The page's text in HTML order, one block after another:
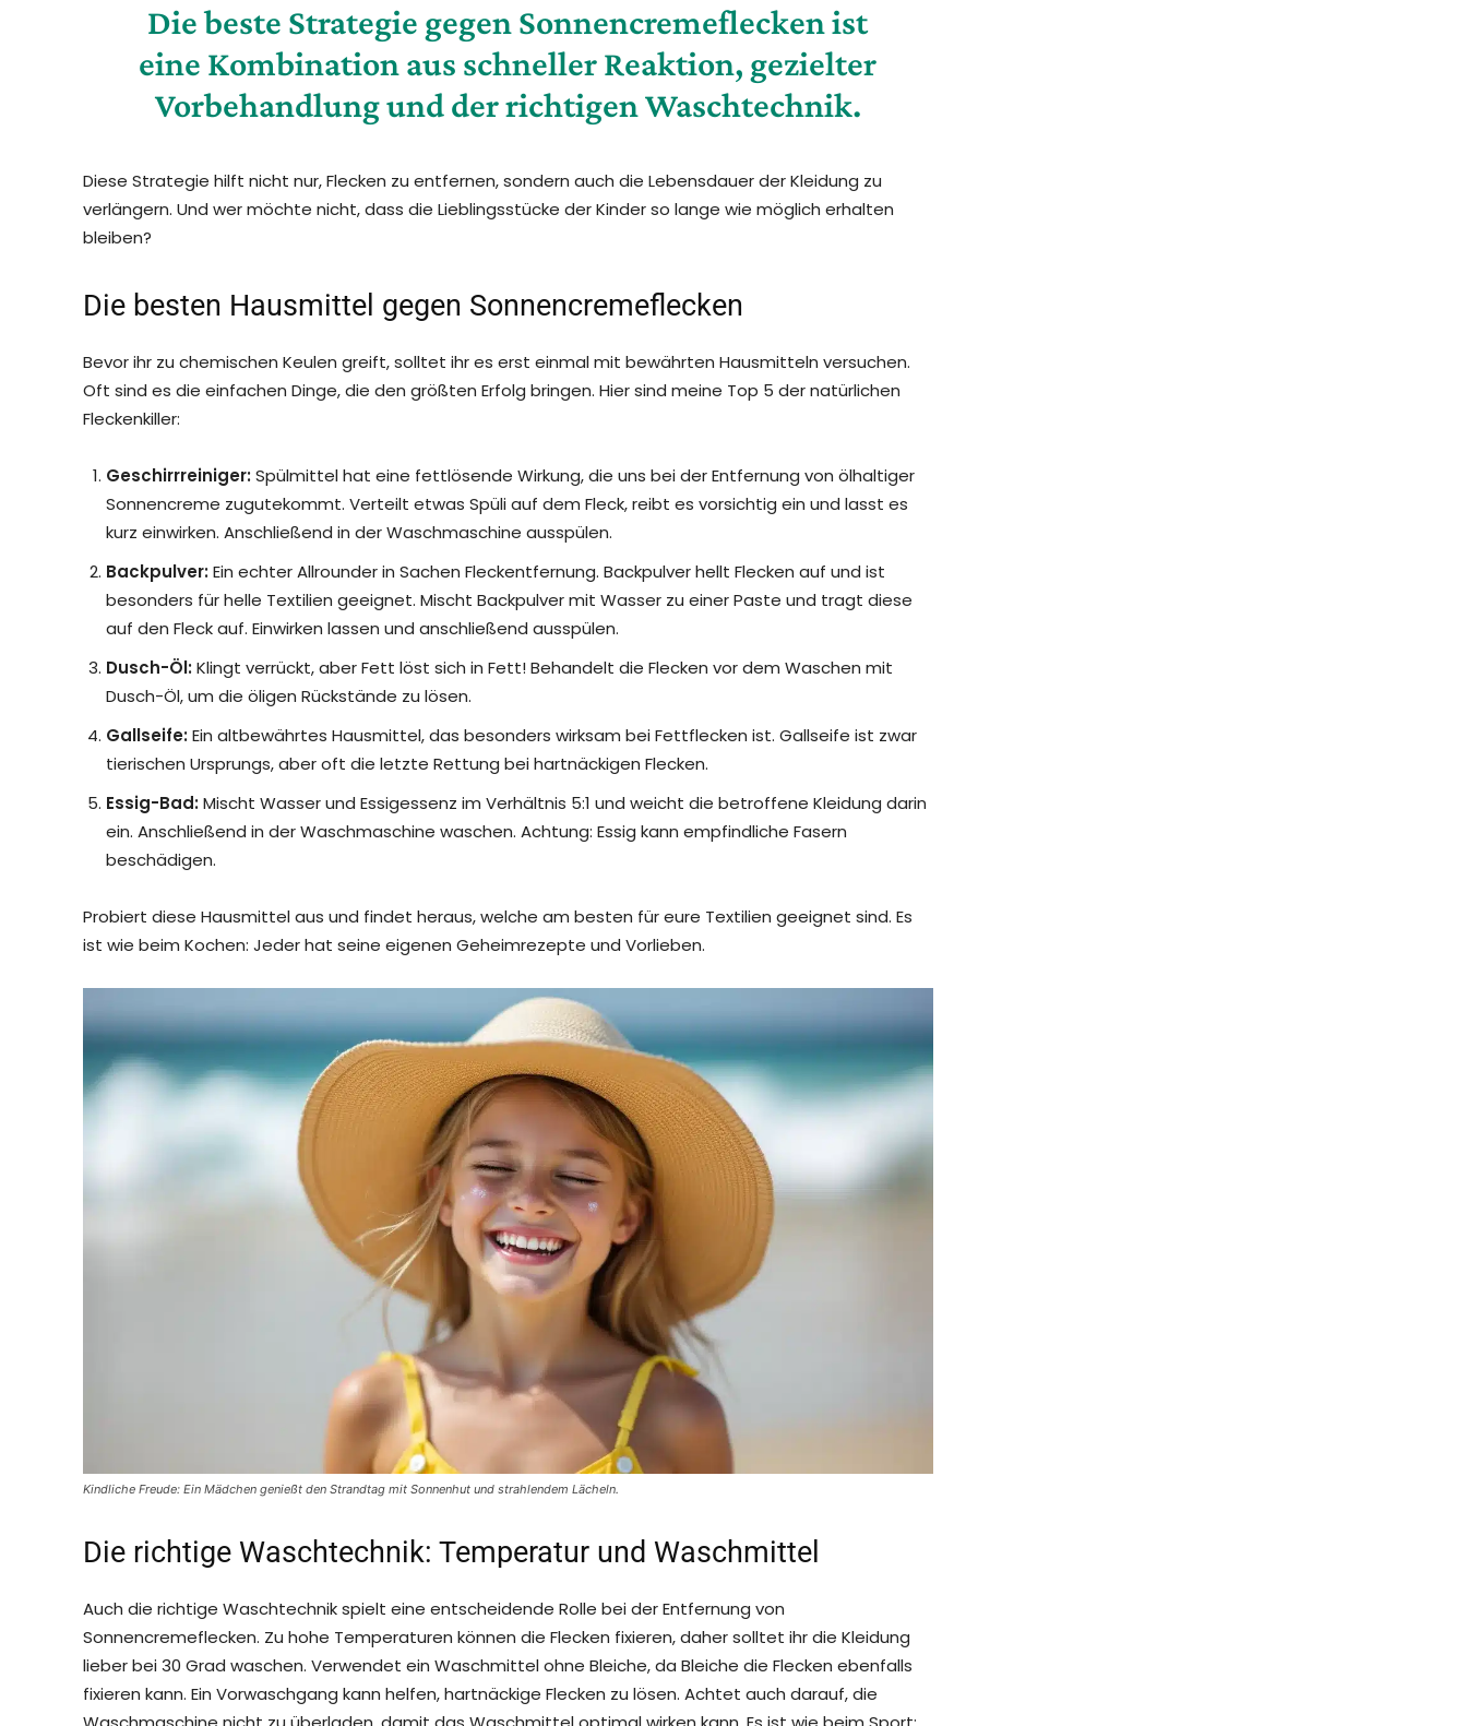
Die beste Strategie gegen Sonnencremeflecken ist
eine Kombination aus schneller Reaktion, gezielter
Vorbehandlung und der richtigen Waschtechnik.
Diese Strategie hilft nicht nur, Flecken zu entfernen, sondern auch die Lebensdauer der Kleidung zu
verlängern. Und wer möchte nicht, dass die Lieblingsstücke der Kinder so lange wie möglich erhalten
bleiben?
Die besten Hausmittel gegen Sonnencremeflecken
Bevor ihr zu chemischen Keulen greift, solltet ihr es erst einmal mit bewährten Hausmitteln versuchen.
Oft sind es die einfachen Dinge, die den größten Erfolg bringen. Hier sind meine Top 5 der natürlichen
Fleckenkiller:
Geschirrreiniger:Spülmittel hat eine fettlösende Wirkung, die uns bei der Entfernung von ölhaltiger
Sonnencreme zugutekommt. Verteilt etwas Spüli auf dem Fleck, reibt es vorsichtig ein und lasst es
kurz einwirken. Anschließend in der Waschmaschine ausspülen.
Backpulver:Ein echter Allrounder in Sachen Fleckentfernung. Backpulver hellt Flecken auf und ist
besonders für helle Textilien geeignet. Mischt Backpulver mit Wasser zu einer Paste und tragt diese
auf den Fleck auf. Einwirken lassen und anschließend ausspülen.
Dusch-Öl:Klingt verrückt, aber Fett löst sich in Fett! Behandelt die Flecken vor dem Waschen mit
Dusch-Öl, um die öligen Rückstände zu lösen.
Gallseife:Ein altbewährtes Hausmittel, das besonders wirksam bei Fettflecken ist. Gallseife ist zwar
tierischen Ursprungs, aber oft die letzte Rettung bei hartnäckigen Flecken.
Essig-Bad:Mischt Wasser und Essigessenz im Verhältnis 5:1 und weicht die betroffene Kleidung darin
ein. Anschließend in der Waschmaschine waschen. Achtung: Essig kann empfindliche Fasern
beschädigen.
Probiert diese Hausmittel aus und findet heraus, welche am besten für eure Textilien geeignet sind. Es
ist wie beim Kochen: Jeder hat seine eigenen Geheimrezepte und Vorlieben.
Kindliche Freude: Ein Mädchen genießt den Strandtag mit Sonnenhut und strahlendem Lächeln.
Die richtige Waschtechnik: Temperatur und Waschmittel
Auch die richtige Waschtechnik spielt eine entscheidende Rolle bei der Entfernung von
Sonnencremeflecken. Zu hohe Temperaturen können die Flecken fixieren, daher solltet ihr die Kleidung
lieber bei 30 Grad waschen. Verwendet ein Waschmittel ohne Bleiche, da Bleiche die Flecken ebenfalls
fixieren kann. Ein Vorwaschgang kann helfen, hartnäckige Flecken zu lösen. Achtet auch darauf, die